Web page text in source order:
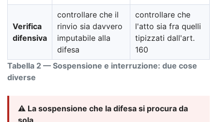
Tabella 2 — Sospensione e interruzione: due cose
diverse
Verifica
difensiva
controllare che il
rinvio sia davvero
imputabile alla
difesa
controllare che
l'atto sia fra quelli
tipizzati dall'art.
160
⚠️ La sospensione che la difesa si procura da
sola